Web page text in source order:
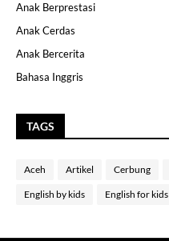
Anak Berprestasi
Anak Cerdas
Anak Bercerita
Bahasa Inggris
TAGS
Aceh Artikel Cerbung
English by kids English for kids